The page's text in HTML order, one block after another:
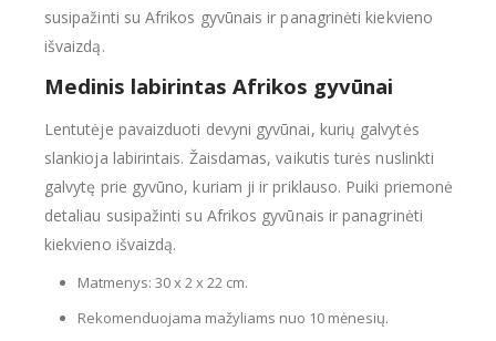
susipažinti su Afrikos gyvūnais ir panagrinėti kiekvieno
išvaizdą.
Medinis labirintas Afrikos gyvūnai
Lentutėje pavaizduoti devyni gyvūnai, kurių galvytės
slankioja labirintais. Žaisdamas, vaikutis turės nuslinkti
galvytę prie gyvūno, kuriam ji ir priklauso. Puiki priemonė
detaliau susipažinti su Afrikos gyvūnais ir panagrinėti
kiekvieno išvaizdą.
Matmenys: 30 x 2 x 22 cm.
Rekomenduojama mažyliams nuo 10 mėnesių.